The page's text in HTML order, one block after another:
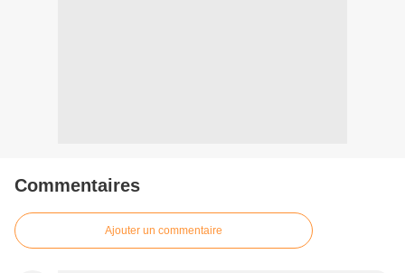
Commentaires
Ajouter un commentaire